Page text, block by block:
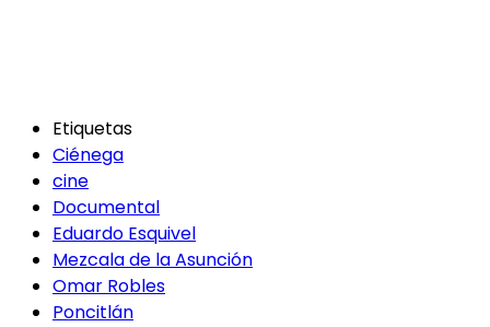
Etiquetas
Ciénega
cine
Documental
Eduardo Esquivel
Mezcala de la Asunción
Omar Robles
Poncitlán